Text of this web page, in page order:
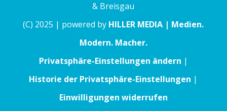
& Breisgau
(C) 2025 | powered by HILLER MEDIA | Medien.
Modern. Macher.
Privatsphäre-Einstellungen ändern |
Historie der Privatsphäre-Einstellungen |
Einwilligungen widerrufen